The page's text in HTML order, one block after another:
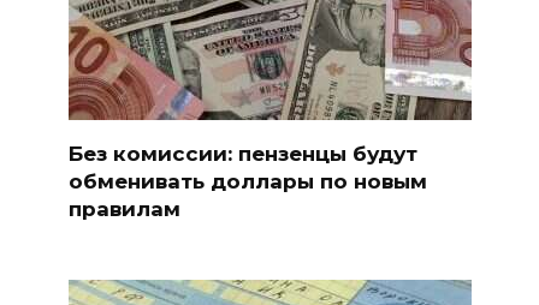
Без комиссии: пензенцы будут
обменивать доллары по новым
правилам